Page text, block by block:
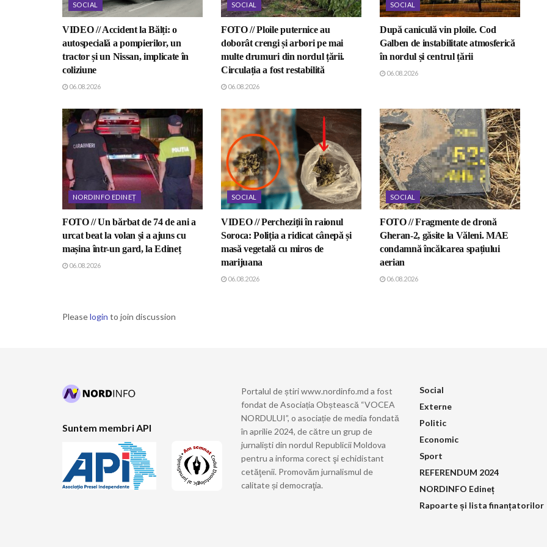
SOCIAL
VIDEO // Accident la Bălți: o
autospecială a pompierilor, un
tractor și un Nissan, implicate în
coliziune
06.08.2026
SOCIAL
FOTO // Ploile puternice au
doborât crengi și arbori pe mai
multe drumuri din nordul țării.
Circulația a fost restabilită
06.08.2026
SOCIAL
După caniculă vin ploile. Cod
Galben de instabilitate atmosferică
în nordul și centrul țării
06.08.2026
NORDINFO EDINEȚ
FOTO // Un bărbat de 74 de ani a
urcat beat la volan și a ajuns cu
mașina într-un gard, la Edineț
06.08.2026
SOCIAL
VIDEO // Percheziții în raionul
Soroca: Poliția a ridicat cânepă și
masă vegetală cu miros de
marijuana
06.08.2026
SOCIAL
FOTO // Fragmente de dronă
Gheran-2, găsite la Văleni. MAE
condamnă încălcarea spațiului
aerian
06.08.2026
Pleaselogin to join discussion
Suntem membri API
Portalul de știri www.nordinfo.md a fost
fondat de Asociația Obștească “VOCEA
NORDULUI”, o asociație de media fondată
în aprilie 2024, de către un grup de
jurnaliști din nordul Republicii Moldova
pentru a informa corect şi echidistant
cetăţenii. Promovăm jurnalismul de
calitate și democraţia.
Social
Externe
Politic
Economic
Sport
REFERENDUM 2024
NORDINFO Edineț
Rapoarte și lista finanțatorilor